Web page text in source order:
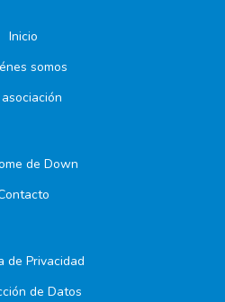
Inicio
somos
de Down
de Privacidad
de Datos